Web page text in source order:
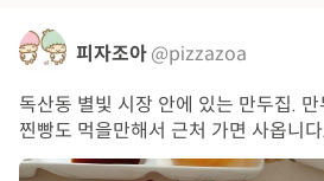
피자조아@pizzazoa
독산동 별빛 시장 안에 있는 만두집.
찐빵도 먹을만해서 근처 가면 사옵니